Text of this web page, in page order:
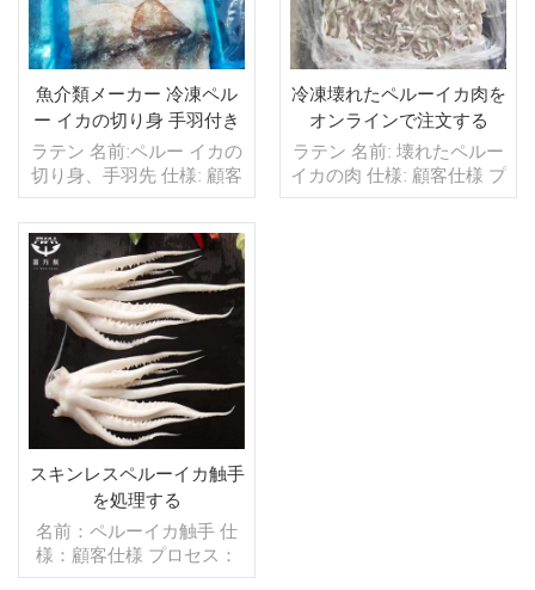
ナ/40フィートコンテナ 支
払い：TT/С確認された取
消不能のLCを一目で 発
送：入金確認後20日以内
起源：中国 ブランド：fu
wan hang
い: TT / 確認済み取消不能
LC 一覧で 発送: 入金確認
後 20 日以内 原産地: 中国
ブランド:フーワンハング
販売モデル: 卸売/輸出 支
払い: TT / 確認済み取消不
能 LC 一覧で 発送: 入金確
認後 20 日以内
魚介類メーカー 冷凍ペル
ー イカの切り身 手羽付き
販売用
ラテン 名前:ペルー イカの
切り身、手羽先 仕様: 顧客
仕様 プロセス: グレージン
グのスキン: IQF 40% (カス
タマイズ可能) パッケージ:
1kg / バッグ、10kg / 織り
バッグ (カスタマイズ可能)
販売モデル: 卸売/輸出 最
小。注文: 20 フィート コ
ンテナ / 40 フィート コン
テナ 支払い: TT / 確認済み
取消不能 LC 一覧で 発送:
入金確認後 20 日以内 原産
地: 中国 ブランド:フーワン
ハング 販売モデル: 卸売/
輸出 支払い: TT / 確認済み
取消不能 LC 一覧で 発送:
入金確認後 20 日以内
続きを読む
冷凍壊れたペルーイカ肉を
オンラインで注文する
ラテン 名前: 壊れたペルー
イカの肉 仕様: 顧客仕様 プ
ロセス: カット 釉薬: BQF
スキンレスペルーイカ触手
を処理する
名前：ペルーイカ触手 仕
様：顧客仕様 プロセス：
スキンオフ,ブランチング